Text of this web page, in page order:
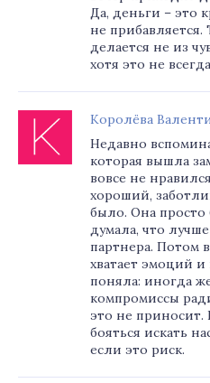
Да, деньги – это
не
делается не из
хотя это не
Королёва
Недавно
которая вышла
вовсе не
хороший,
было. Она просто
думала, что
партнера. Потом
хватает эмоций и
поняла: иногда
компромиссы
это не приносит.
бояться искать
если это риск.